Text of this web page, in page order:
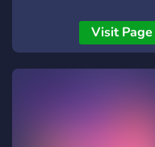
personnes actifs et les
boosters. 🔮 Nous
créateurs de ce serveur
sont ambitieux et compte
rassembler plusieurs
tout genre disponible 🎭 Le
Visit Page